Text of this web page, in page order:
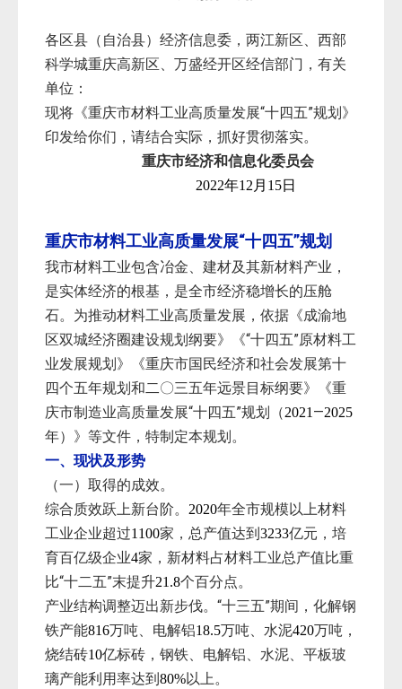
各区县（自治县）经济信息委，两江新区、西部
科学城重庆高新区、万盛经开区经信部门，有关
单位：
现将《重庆市材料工业高质量发展“十四五”规划》
印发给你们，请结合实际，抓好贯彻落实。
重庆市经济和信息化委员会
2022年12月15日
重庆市材料工业高质量发展“十四五”规划
我市材料工业包含冶金、建材及其新材料产业，
是实体经济的根基，是全市经济稳增长的压舱
石。为推动材料工业高质量发展，依据《成渝地
区双城经济圈建设规划纲要》《“十四五”原材料工
业发展规划》《重庆市国民经济和社会发展第十
四个五年规划和二〇三五年远景目标纲要》《重
庆市制造业高质量发展“十四五”规划（2021—2025
年）》等文件，特制定本规划。
一、现状及形势
（一）取得的成效。
综合质效跃上新台阶。 2020年全市规模以上材料
工业企业超过1100家，总产值达到 3233亿元，培
育百亿级企业4家，新材料占材料工业总产值比重
比“十二五”末提升21.8个百分点。
产业结构调整迈出新步伐。“十三五”期间，化解钢
铁产能816万吨、电解铝18.5万吨、水泥420万吨，
烧结砖10亿标砖，钢铁、电解铝、水泥、平板玻
璃产能利用率达到 80%以上。